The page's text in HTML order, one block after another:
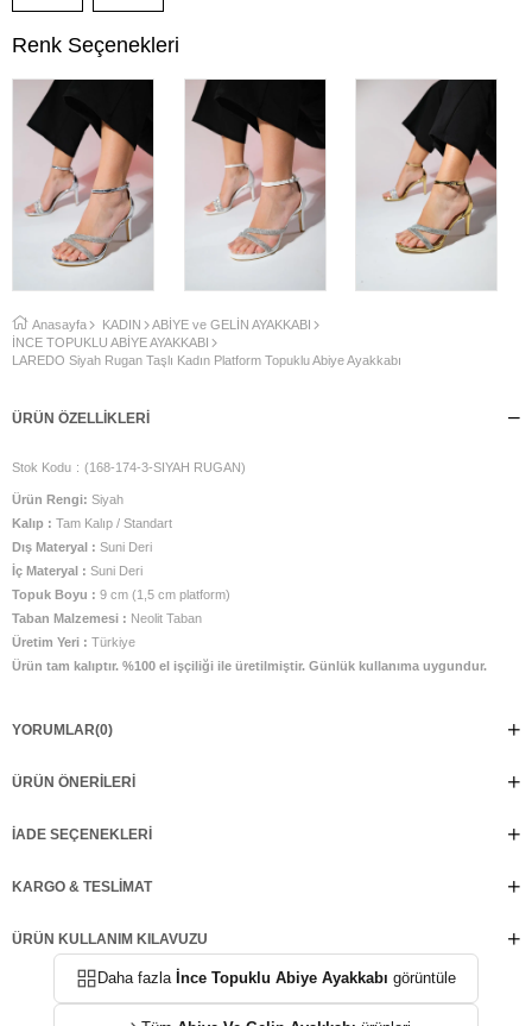
Renk Seçenekleri
Anasayfa KADIN
ABİYE ve GELİN AYAKKABI
İNCE TOPUKLU ABİYE AYAKKABI
LAREDO Siyah Rugan Taşlı Kadın Platform Topuklu Abiye Ayakkabı
ÜRÜN ÖZELLIKLERI
Stok Kodu (168-174-3-SIYAH RUGAN)
Ürün Rengi: Siyah
Kalıp : Tam Kalıp / Standart
Dış Materyal : Suni Deri
İç Materyal : Suni Deri
Topuk Boyu : 9 cm (1,5 cm platform)
Taban Malzemesi : Neolit Taban
Üretim Yeri : Türkiye
Ürün tam kalıptır. %100 el işçiliği ile üretilmiştir. Günlük kullanıma uygundur.
YORUMLAR(0)
ÜRÜN ÖNERILERI
İADE SEÇENEKLERI
KARGO & TESLIMAT
ÜRÜN KULLANIM KILAVUZU
Daha fazla İnce Topuklu Abiye Ayakkabı görüntüle